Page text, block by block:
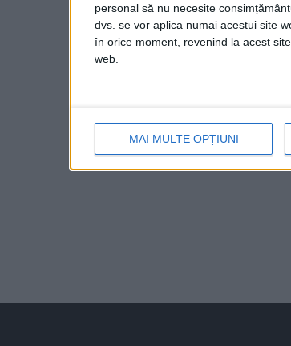
personal să nu necesite
dvs. se vor aplica numai acestui site
în orice moment, revenind la acest
web.
MAI MULTE OPȚIUNI